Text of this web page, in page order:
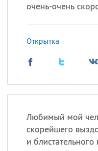
очень-очень
Открытка
Любимый мой
скорейшего
и